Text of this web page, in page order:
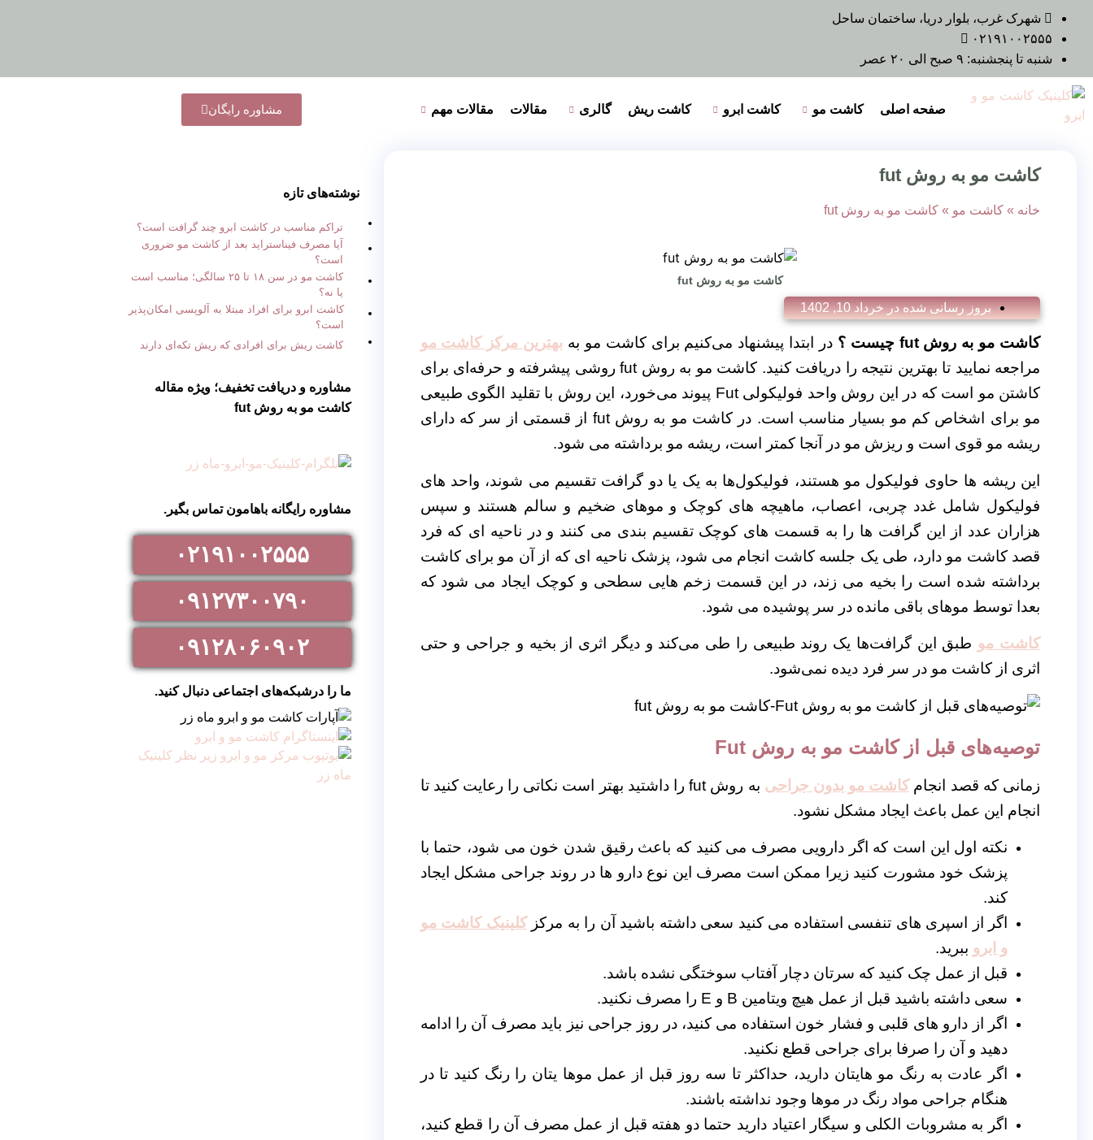
شهرک غرب، بلوار دریا، ساختمان ساحل
۰۲۱۹۱۰۰۲۵۵۵
شنبه تا پنجشنبه: ۹ صبح الی ۲۰ عصر
صفحه اصلی کاشت مو کاشت ابرو کاشت ریش گالری مقالات مقالات مهم مشاوره رایگان
کاشت مو به روش fut
خانه » کاشت مو » کاشت مو به روش fut
کاشت مو به روش fut
بروز رسانی شده درخرداد 10, 1402
کاشت مو به روش fut چیست ؟ در ابتدا پیشنهاد می‌کنیم برای کاشت مو به بهترین مرکز کاشت مو
مراجعه نمایید تا بهترین نتیجه را دریافت کنید. کاشت مو به روش fut روشی پیشرفته و حرفه‌ای برای
کاشتن مو است که در این روش واحد فولیکولی Fut پیوند می‌خورد، این روش با تقلید الگوی طبیعی
مو برای اشخاص کم مو بسیار مناسب است. در کاشت مو به روش fut از قسمتی از سر که دارای
ریشه مو قوی است و ریزش مو در آنجا کمتر است، ریشه مو برداشته می شود.
این ریشه ها حاوی فولیکول مو هستند، فولیکول‌ها به یک یا دو گرافت تقسیم می شوند، واحد های
فولیکول شامل غدد چربی، اعصاب، ماهیچه های کوچک و موهای ضخیم و سالم هستند و سپس
هزاران عدد از این گرافت ها را به قسمت های کوچک تقسیم بندی می کنند و در ناحیه ای که فرد
قصد کاشت مو دارد، طی یک جلسه کاشت انجام می شود، پزشک ناحیه ای که از آن مو برای کاشت
برداشته شده است را بخیه می زند، در این قسمت زخم هایی سطحی و کوچک ایجاد می شود که
بعدا توسط موهای باقی مانده در سر پوشیده می شود.
کاشت مو طبق این گرافت‌ها یک روند طبیعی را طی می‌کند و دیگر اثری از بخیه و جراحی و حتی
اثری از کاشت مو در سر فرد دیده نمی‌شود.
توصیه‌های قبل از کاشت مو به روش Fut
زمانی که قصد انجامکاشت مو بدون جراحی
به روش fut را داشتید بهتر است نکاتی را رعایت کنید تا
انجام این عمل باعث ایجاد مشکل نشود.
نکته اول این است که اگر دارویی مصرف می کنید که باعث رقیق شدن خون می شود، حتما با
پزشک خود مشورت کنید زیرا ممکن است مصرف این نوع دارو ها در روند جراحی مشکل ایجاد
کند.
اگر از اسپری های تنفسی استفاده می کنید سعی داشته باشید آن را به مرکزکلینیک کاشت مو
و ابرو ببرید.
قبل از عمل چک کنید که سرتان دچار آفتاب سوختگی نشده باشد.
سعی داشته باشید قبل از عمل هیچ ویتامین B و E را مصرف نکنید.
اگر از دارو های قلبی و فشار خون استفاده می کنید، در روز جراحی نیز باید مصرف آن را ادامه
دهید و آن را صرفا برای جراحی قطع نکنید.
اگر عادت به رنگ مو هایتان دارید، حداکثر تا سه روز قبل از عمل موها یتان را رنگ کنید تا در
هنگام جراحی مواد رنگ در موها وجود نداشته باشند.
اگر به مشروبات الکلی و سیگار اعتیاد دارید حتما دو هفته قبل از عمل مصرف آن را قطع کنید،
نوشته‌های تازه
تراکم مناسب در کاشت ابرو چند گرافت است؟
آیا مصرف فیناستراید بعد از کاشت مو ضروری
است؟
کاشت مو در سن ۱۸ تا ۲۵ سالگی؛ مناسب است
یا نه؟
کاشت ابرو برای افراد مبتلا به آلوپسی امکان‌پذیر
است؟
کاشت ریش برای افرادی که ریش تکه‌ای دارند
مشاوره و دریافت تخفیف؛ ویژه مقاله
کاشت مو به روش fut
مشاوره رایگانه باهامون تماس بگیر.
۰۲۱۹۱۰۰۲۵۵۵
۰۹۱۲۷۳۰۰۷۹۰
۰۹۱۲۸۰۶۰۹۰۲
ما را درشبکه‌های اجتماعی دنبال کنید.